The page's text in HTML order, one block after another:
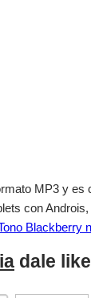
MP3 y
con
Blackberry
dale like